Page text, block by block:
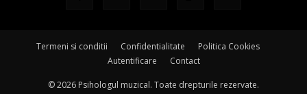
Termeni si conditii Confidentialitate
Politica Cookies
Autentificare
Contact
© 2026 Psihologul muzical. Toate drepturile rezervate.